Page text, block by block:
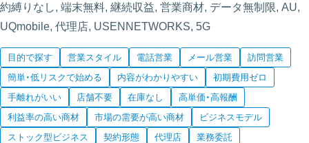
約縛りなし, 端末無料, 継続収益, 営業商材, データ無制限, AU,
UQmobile, 代理店, USENNETWORKS, 5G
目的で探す 営業スタイル 電話営業 メール営業
訪問営業
簡単・低リスクで始める
内容がわかりやすい
初期費用ゼロ
手離れがいい
店舗不要 在庫なし
高単価・高報酬
利益率の高い商材
市場の需要が高い商材
ビジネスモデル
ストック型ビジネス
契約形態 代理店
業務委託